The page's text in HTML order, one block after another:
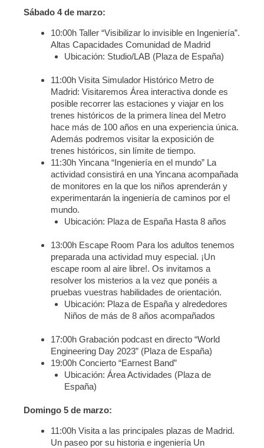
Sábado 4 de marzo:
10:00h Taller “Visibilizar lo invisible en Ingeniería”.
Altas Capacidades Comunidad de Madrid
Ubicación: Studio/LAB (Plaza de España)
11:00h Visita Simulador Histórico Metro de
Madrid: Visitaremos Área interactiva donde es
posible recorrer las estaciones y viajar en los
trenes históricos de la primera línea del Metro
hace más de 100 años en una experiencia única.
Además podremos visitar la exposición de
trenes históricos, sin límite de tiempo.
11:30h Yincana “Ingeniería en el mundo” La
actividad consistirá en una Yincana acompañada
de monitores en la que los niños aprenderán y
experimentarán la ingeniería de caminos por el
mundo.
Ubicación: Plaza de España Hasta 8 años
13:00h Escape Room Para los adultos tenemos
preparada una actividad muy especial. ¡Un
escape room al aire libre!. Os invitamos a
resolver los misterios a la vez que ponéis a
pruebas vuestras habilidades de orientación.
Ubicación: Plaza de España y alrededores
Niños de más de 8 años acompañados
17:00h Grabación podcast en directo “World
Engineering Day 2023” (Plaza de España)
19:00h Concierto “Earnest Band”
Ubicación: Área Actividades (Plaza de
España)
Domingo 5 de marzo:
11:00h Visita a las principales plazas de Madrid.
Un paseo por su historia e ingeniería Un